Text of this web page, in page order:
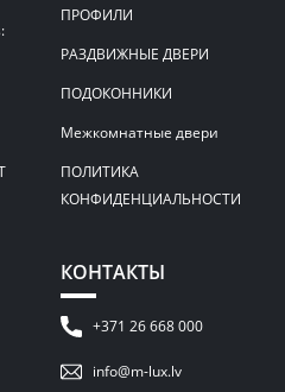
ПРОФИЛИ
РАЗДВИЖНЫЕ ДВЕРИ
ПОДОКОННИКИ
Межкомнатные двери
ПОЛИТИКА
КОНФИДЕНЦИАЛЬНОСТИ
КОНТАКТЫ
+371 26 668 000
info@m-lux.lv